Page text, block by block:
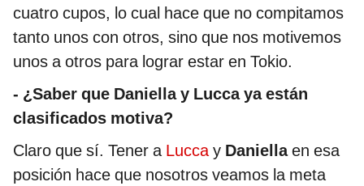
cuatro cupos, lo cual hace que no compitamos
tanto unos con otros, sino que nos motivemos
unos a otros para lograr estar en Tokio.
- ¿Saber que Daniella y Lucca ya están
clasificados motiva?
Claro que sí. Tener a Luccay Daniellaen esa
posición hace que nosotros veamos la meta